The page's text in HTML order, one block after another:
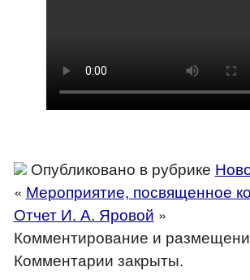
Опубликовано в рубрике
« Мероприятие, посвященное
Отчет И. А. Яровой »
Комментирование и
Комментарии закрыты.